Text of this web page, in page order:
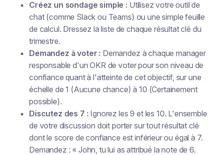
Créez un sondage simple : Utilisez votre outil de
chat (comme Slack ou Teams) ou une simple feuille
de calcul. Dressez la liste de chaque résultat clé du
trimestre.
Demandez à voter : Demandez à chaque manager
responsable d'un OKR de voter pour son niveau de
confiance quant à l'atteinte de cet objectif, sur une
échelle de 1 (Aucune chance) à 10 (Certainement
possible).
Discutez des 7 : Ignorez les 9 et les 10. L'ensemble
de votre discussion doit porter sur tout résultat clé
dont le score de confiance est inférieur ou égal à 7.
Demandez : « John, tu lui as attribué la note de 6.